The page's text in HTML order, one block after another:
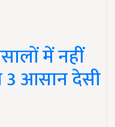
में नहीं
3 आसान देसी